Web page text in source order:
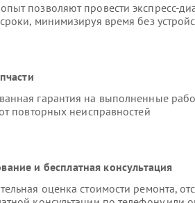
позволяют провести экспресс-
минимизируя время без
гарантия на выполненные
повторных неисправностей
и бесплатная консультация
оценка стоимости ремонта,